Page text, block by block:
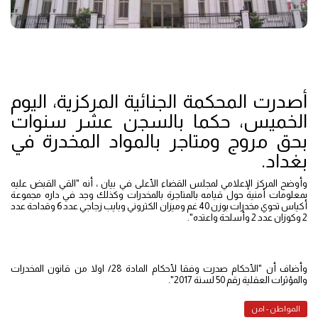
أصدرت المحكمة الجنائية المركزية، اليوم
الخميس، حكما بالسجن عشر سنوات
بحق مروج ومتاجر بالمواد المخدرة في
بغداد.
وأوضح المركز الإعلامي لمجلس القضاء الأعلى في بيان ، أنه "القي القبض عليه
بمعلومات أمنية حول قيامه بالمتاجرة بالمخدرات وكذلك وجد في داره مجموعة
أكياس تحوي مخدرات بوزن 40 غم وميزان الكتروني وبايب زجاجي عدد 6 وقداحة عدد
2 وكوزان عدد 2 وأسلحة واعتده".
وأضاف أن "الأحكام صدرت وفقا لأحكام المادة 28/ اولا من قانون المخدرات
والمؤثرات العقلية رقم 50 لسنة 2017".
المواطن - امن